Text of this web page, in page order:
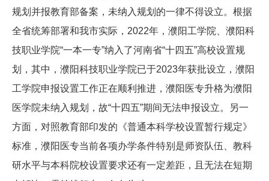
规划并报教育部备案，未纳入规划的一律不得设立。根据
全省统筹部署和我市实际， 2022年，濮阳工学院、濮阳科
技职业学院“一本一专”纳入了河南省“十四五”高校设置规
划，其中，濮阳科技职业学院已于2023年获批设立，濮阳
工学院申报设置工作正在顺利推进，濮阳医专升格为濮阳
医学院未纳入规划，故“十四五”期间无法申报设立。另一
方面，对照教育部印发的《普通本科学校设置暂行规定》
标准，濮阳医专当前各项办学条件特别是师资队伍、教科
研水平与本科院校设置要求还有一定差距，且无法在短期